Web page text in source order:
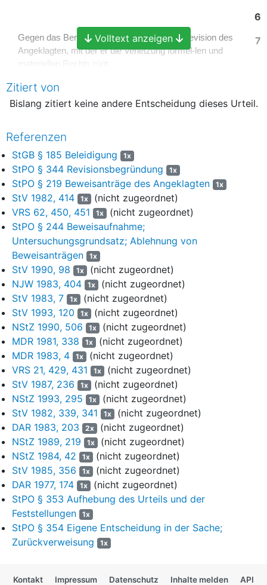
6
7
Gegen das Berufungsurteil richtet sich die Revision des
Angeklagten, mit der er die Verletzung formel-len und
materiellen Rechts rügt.
9
Das Rechtsmittel hat (vorläufigen) Erfolg.
Die Verfahrensrüge, das Berufungsgericht habe einen
Beweisantrag des Angeklagten mit rechtsfehlerhafter
Begründung abgelehnt, greift durch.
Wie in der zu Protokoll der Geschäftsstelle des
Landgerichts erklärten Revisionsbegründung ord-
nungsgemäß ( § 344 Abs. 2 S. 2 StPO
) vorgetragen ist und
durch das Sitzungsprotokoll bestätigt wird, hat der Angeklagte
in der Berufungshauptverhandlung beantragt, "seine Tochter L.
R. als Zeugin zu ver-nehmen". Über diesen Antrag hat die
Strafkammer in der Hauptverhandlung durch Beschluß wie
folgt ent-schieden:
"Der Beweisantrag auf Vernehmung der Zeugin L. R. wird
zurückgewiesen, da das Beweismittel völlig ungeeignet
ist. Die Erinnerungsfähig-keit der Zeugin - eines 8-jährigen
Kindes - heute an diesen Vorfall im Straßenverkehr am 15. Juli
1992 ist nach Auffassung der erken-nenden Kammer, die
insoweit über genügende ei-gene Sachkunde verfügt, nicht
gegeben."
Diese Ablehnungsentscheidung ist nicht frei von
Rechtsfehlern.
Volltext anzeigen
Zitiert von
Bislang zitiert keine andere Entscheidung dieses Urteil.
Referenzen
StGB § 185 Beleidigung 1x
StPO § 344 Revisionsbegründung 1x
StPO § 219 Beweisanträge des Angeklagten 1x
StV 1982, 414 1x (nicht zugeordnet)
VRS 62, 450, 451
1x (nicht zugeordnet)
StPO § 244 Beweisaufnahme;
Untersuchungsgrundsatz; Ablehnung von
Beweisanträgen
1x
StV 1990, 98 1x (nicht zugeordnet)
NJW 1983, 404
1x (nicht zugeordnet)
StV 1983, 7
1x (nicht zugeordnet)
StV 1993, 120
1x (nicht zugeordnet)
NStZ 1990, 506
1x (nicht zugeordnet)
MDR 1981, 338
1x (nicht zugeordnet)
MDR 1983, 4
1x (nicht zugeordnet)
VRS 21, 429, 431
1x (nicht zugeordnet)
StV 1987, 236
1x (nicht zugeordnet)
NStZ 1993, 295
1x (nicht zugeordnet)
StV 1982, 339, 341
1x (nicht zugeordnet)
DAR 1983, 203
2x (nicht zugeordnet)
NStZ 1989, 219
1x (nicht zugeordnet)
NStZ 1984, 42
1x (nicht zugeordnet)
StV 1985, 356
1x (nicht zugeordnet)
DAR 1977, 174
1x (nicht zugeordnet)
StPO § 353 Aufhebung des Urteils und der
Feststellungen
1x
StPO § 354 Eigene Entscheidung in der Sache;
Zurückverweisung
1x
Kontakt Impressum Datenschutz Inhalte melden API